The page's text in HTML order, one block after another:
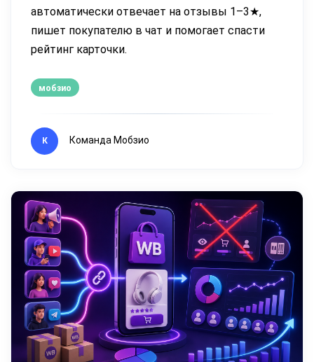
автоматически отвечает на отзывы 1–3★,
пишет покупателю в чат и помогает спасти
рейтинг карточки.
мобзио
К Команда Мобзио